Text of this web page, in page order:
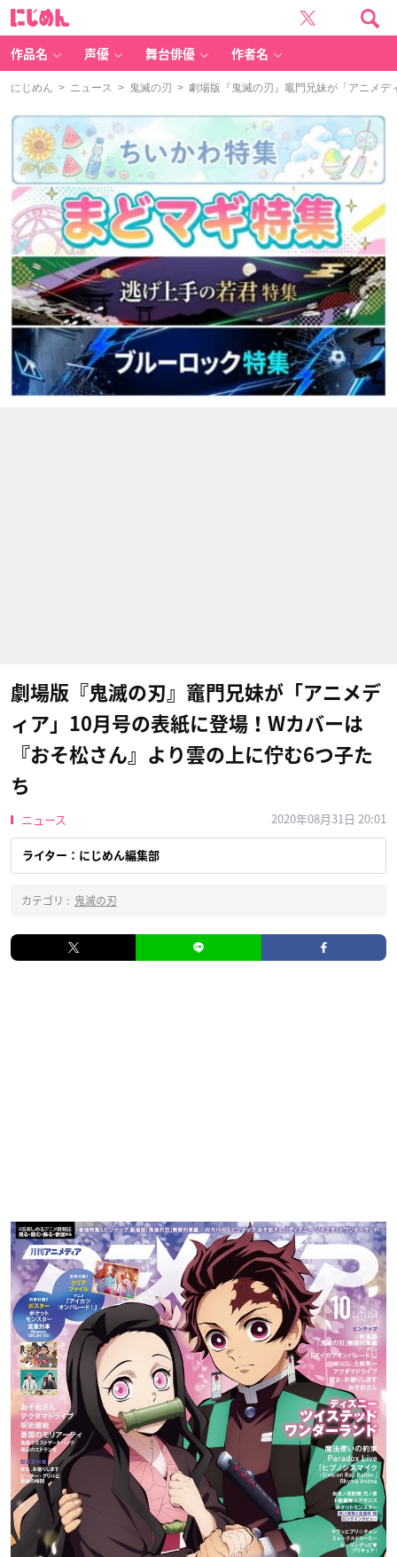
作品名 声優 舞台俳優 作者名
にじめん > ニュース > 鬼滅の刃 > 劇場版『鬼滅の刃』竈門兄妹が「アニメデ
劇場版『鬼滅の刃』竈門兄妹が「アニメデ
ィア」10月号の表紙に登場！Wカバーは
『おそ松さん』より雲の上に佇む6つ子た
ち
ニュース 2020年08月31日 20:01
ライター：にじめん編集部
カテゴリ : 鬼滅の刃